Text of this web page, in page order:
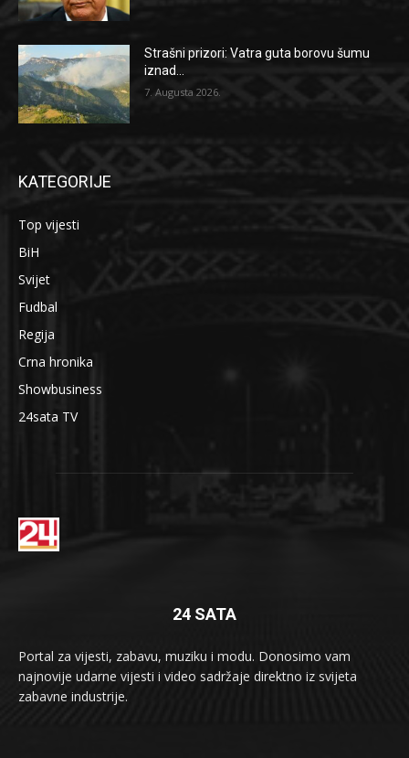
Strašni prizori: Vatra guta borovu šumu
iznad...
7. Augusta 2026.
KATEGORIJE
Top vijesti
BiH
Svijet
Fudbal
Regija
Crna hronika
Showbusiness
24sata TV
24 SATA
Portal za vijesti, zabavu, muziku i modu. Donosimo vam
najnovije udarne vijesti i video sadržaje direktno iz svijeta
zabavne industrije.